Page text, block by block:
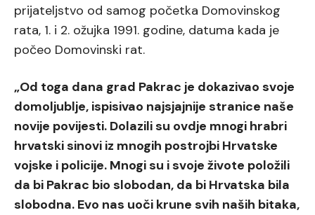
prijateljstvo od samog početka Domovinskog
rata, 1. i 2. ožujka 1991. godine, datuma kada je
počeo Domovinski rat.
„Od toga dana grad Pakrac je dokazivao svoje
domoljublje, ispisivao najsjajnije stranice naše
novije povijesti. Dolazili su ovdje mnogi hrabri
hrvatski sinovi iz mnogih postrojbi Hrvatske
vojske i policije. Mnogi su i svoje živote položili
da bi Pakrac bio slobodan, da bi Hrvatska bila
slobodna. Evo nas uoči krune svih naših bitaka,